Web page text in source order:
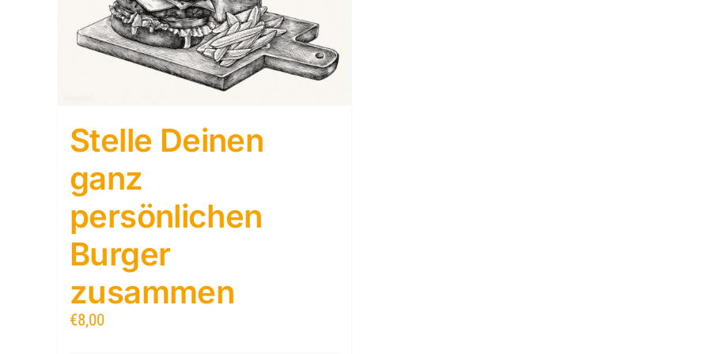
Stelle Deinen
ganz
persönlichen
Burger
zusammen
€8,00